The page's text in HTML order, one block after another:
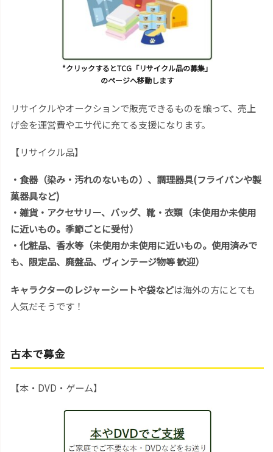
*クリックするとTCG「リサイクル品の募集」
のページへ移動します
リサイクルやオークションで販売できるものを譲って、売上
げ金を運営費やエサ代に充てる支援になります。
【リサイクル品】
・食器（染み・汚れのないもの）、調理器具(フライパンや製
菓器具など)
・雑貨・アクセサリー、バッグ、靴・衣類（未使用か未使用
に近いもの。季節ごとに受付）
・化粧品、香水等（未使用か未使用に近いもの。使用済みで
も、限定品、廃盤品、ヴィンテージ物等 歓迎）
キャラクターのレジャーシートや袋などは海外の方にとても
人気だそうです！
古本で募金
【本・DVD・ゲーム】